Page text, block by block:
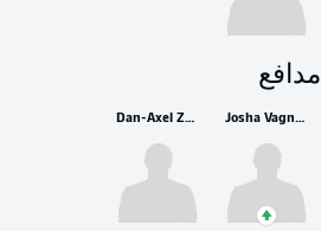
مدافع
Josha Vagnoman
Dan-Axel Zagadou